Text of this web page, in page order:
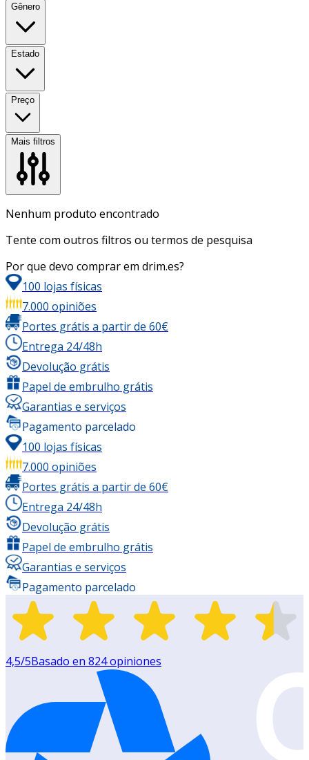
Gênero
Estado
Preço
Mais filtros
Nenhum produto encontrado
Tente com outros filtros ou termos de pesquisa
Por que devo comprar em drim.es?
100 lojas físicas
7.000 opiniões
Portes grátis a partir de 60€
Entrega 24/48h
Devolução grátis
Papel de embrulho grátis
Garantias e serviços
Pagamento parcelado
100 lojas físicas
7.000 opiniões
Portes grátis a partir de 60€
Entrega 24/48h
Devolução grátis
Papel de embrulho grátis
Garantias e serviços
Pagamento parcelado
4,5/5Basado en 824opiniones